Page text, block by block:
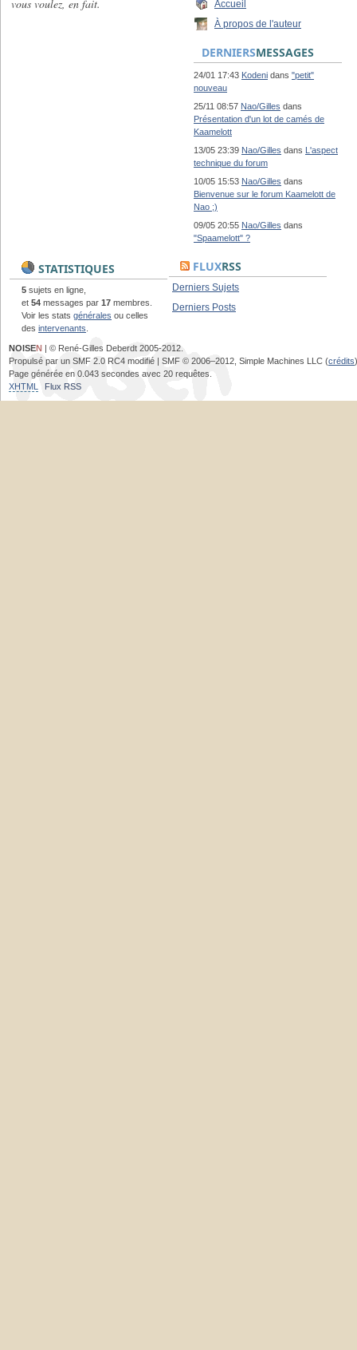
vous voulez, en fait.
Accueil
À propos de l'auteur
DERNIERSMESSAGES
24/01 17:43 Kodeni dans "petit"
nouveau
25/11 08:57 Nao/Gilles dans
Présentation d'un lot de camés de
Kaamelott
13/05 23:39 Nao/Gilles dans L'aspect
technique du forum
10/05 15:53 Nao/Gilles dans
Bienvenue sur le forum Kaamelott de
Nao ;)
09/05 20:55 Nao/Gilles dans
"Spaamelott" ?
STATISTIQUES
5 sujets en ligne,
et 54 messages par 17 membres.
Voir les stats générales ou celles
des intervenants
FLUXRSS
Derniers Sujets
Derniers Posts
NOISEN | © René-Gilles Deberdt 2005-2012.
Propulsé par un SMF 2.0 RC4 modifié | SMF © 2006–2012, Simple Machines LLC (crédits)
Page générée en 0.043 secondes avec 20 requêtes.
XHTML
Flux RSS